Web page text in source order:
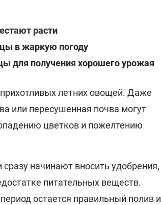
расти
в жаркую погоду
для получения хорошего урожая
летних овощей. Даже
или пересушенная почва могут
цветков и пожелтению
начинают вносить удобрения,
питательных веществ.
остается правильный полив и